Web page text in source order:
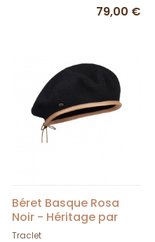
79,00 €
Béret Basque Rosa
Noir - Héritage par
Laulhère
Traclet